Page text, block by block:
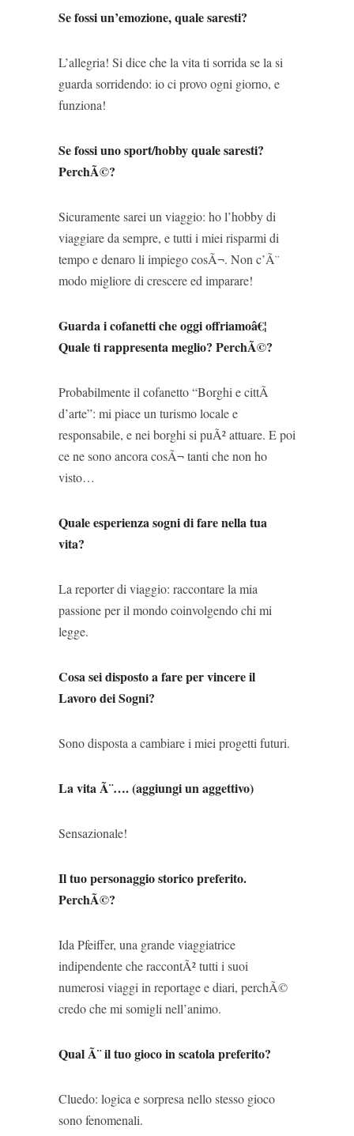
Se fossi un’emozione, quale saresti?
L’allegria! Si dice che la vita ti sorrida se la si
guarda sorridendo: io ci provo ogni giorno, e
funziona!
Se fossi uno sport/hobby quale saresti?
PerchÃ©?
Sicuramente sarei un viaggio: ho l’hobby di
viaggiare da sempre, e tutti i miei risparmi di
tempo e denaro li impiego cosÃ¬. Non c’Ã¨
modo migliore di crescere ed imparare!
Guarda i cofanetti che oggi offriamoâ€¦
Quale ti rappresenta meglio? PerchÃ©?
Probabilmente il cofanetto “Borghi e cittÃ
d’arte”: mi piace un turismo locale e
responsabile, e nei borghi si puÃ² attuare. E poi
ce ne sono ancora cosÃ¬ tanti che non ho
visto…
Quale esperienza sogni di fare nella tua
vita?
La reporter di viaggio: raccontare la mia
passione per il mondo coinvolgendo chi mi
legge.
Cosa sei disposto a fare per vincere il
Lavoro dei Sogni?
Sono disposta a cambiare i miei progetti futuri.
La vita Ã¨…. (aggiungi un aggettivo)
Sensazionale!
Il tuo personaggio storico preferito.
PerchÃ©?
Ida Pfeiffer, una grande viaggiatrice
indipendente che raccontÃ² tutti i suoi
numerosi viaggi in reportage e diari, perchÃ©
credo che mi somigli nell’animo.
Qual Ã¨ il tuo gioco in scatola preferito?
Cluedo: logica e sorpresa nello stesso gioco
sono fenomenali.